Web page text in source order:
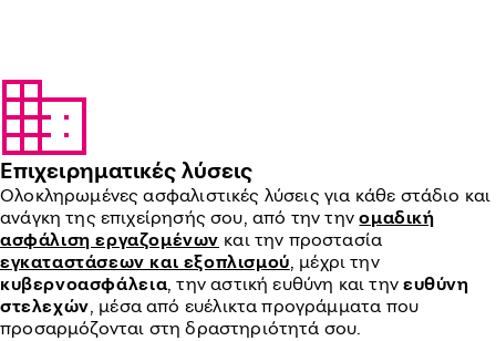
Επιχειρηματικές λύσεις
Ολοκληρωμένες ασφαλιστικές λύσεις για κάθε στάδιο και
ανάγκη της επιχείρησής σου, από την την ομαδική
ασφάλιση εργαζομένων και την προστασία
εγκαταστάσεων και εξοπλισμού, μέχρι την
κυβερνοασφάλεια, την αστική ευθύνη και τηνευθύνη
στελεχών, μέσα από ευέλικτα προγράμματα που
προσαρμόζονται στη δραστηριότητά σου.